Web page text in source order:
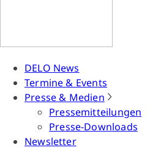
DELO News
Termine & Events
Presse & Medien
Pressemitteilungen
Presse-Downloads
Newsletter